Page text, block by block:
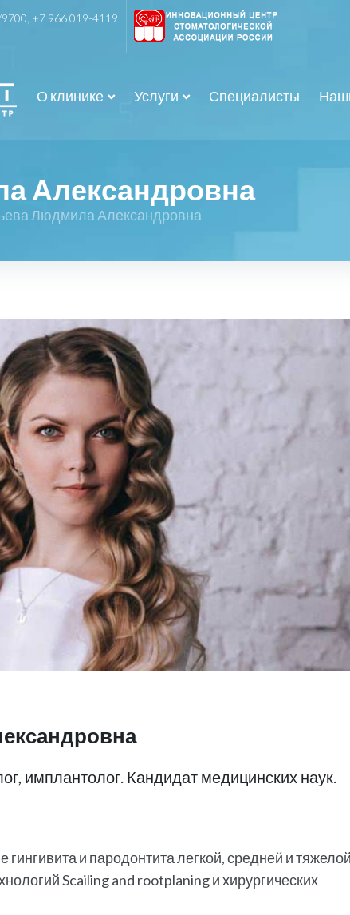
9700 +7 966 019-4119
О клинике Услуги Специалисты
Александровна
Людмила Александровна
имплантолог. Кандидат медицинских наук.
и пародонтита легкой, средней и тяжелой
Scailing and rootplaning и хирургических